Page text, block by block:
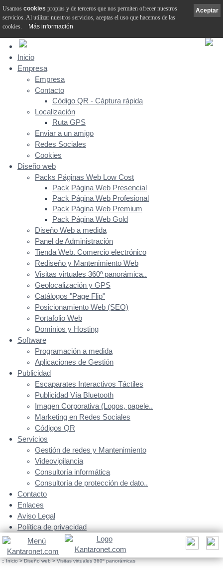
Inicio
Empresa
Empresa
Contacto
Código QR - Cáptura rápida
Localización
Ruta GPS
Enviar a un amigo
Redes Sociales
Cookies
Diseño web
Packs Páginas Web Low Cost
Pack Página Web Presencial
Pack Página Web Profesional
Pack Página Web Premium
Pack Página Web Gold
Diseño Web a medida
Panel de Administración
Tienda Web. Comercio electrónico
Rediseño y Mantenimiento Web
Visitas virtuales 360º panorámica..
Geolocalización y GPS
Catálogos "Page Flip"
Posicionamiento Web (SEO)
Portafolio Web
Dominios y Hosting
Software
Programación a medida
Aplicaciones de Gestión
Publicidad
Escaparates Interactivos Táctiles
Publicidad Vía Bluetooth
Imagen Corporativa (Logos, papele..
Marketing en Redes Sociales
Códigos QR
Servicios
Gestión de redes y Mantenimiento
Videovigilancia
Consultoría informática
Consultoría de protección de dato..
Contacto
Enlaces
Aviso Legal
Política de privacidad
:: Inicio>Diseño web>Visitas virtuales 360º panorámicas
Aceptar
Usamos cookies propias y de terceros que nos permiten ofrecer nuestros
servicios. Al utilizar nuestros servicios, aceptas el uso que hacemos de las
cookies.
Más información